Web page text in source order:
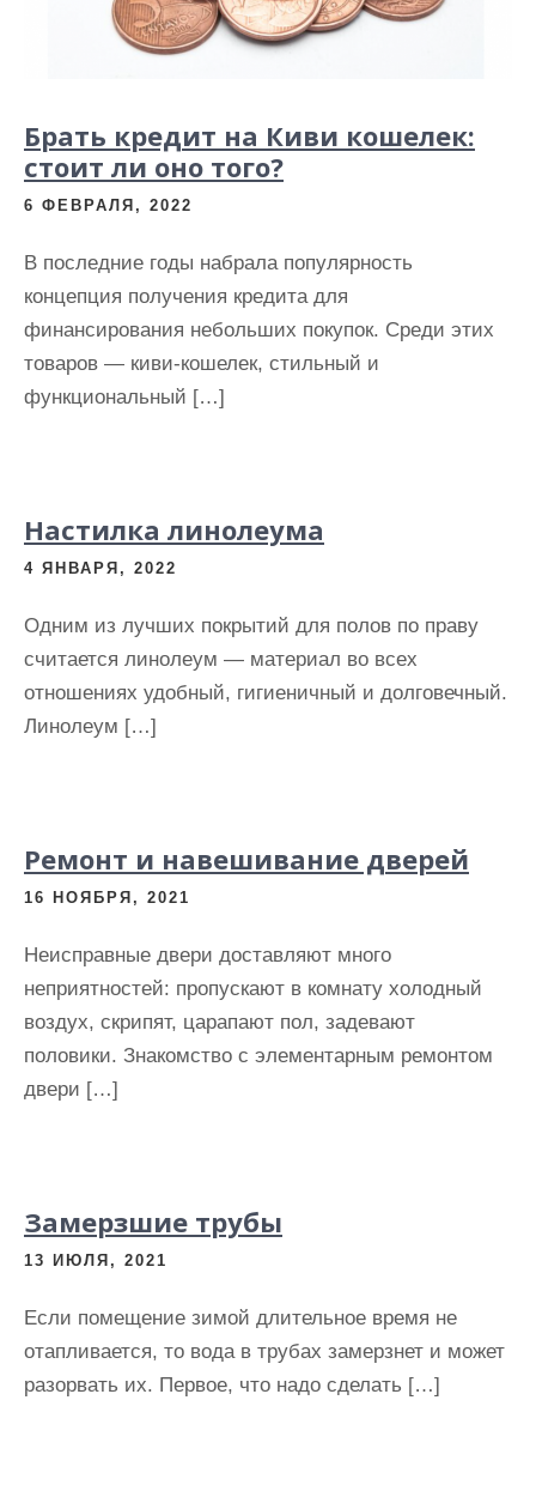
Брать кредит на Киви кошелек:
стоит ли оно того?
6 ФЕВРАЛЯ, 2022
В последние годы набрала популярность
концепция получения кредита для
финансирования небольших покупок. Среди этих
товаров — киви-кошелек, стильный и
функциональный […]
Настилка линолеума
4 ЯНВАРЯ, 2022
Одним из лучших покрытий для полов по праву
считается линолеум — материал во всех
отношениях удобный, гигиеничный и долговечный.
Линолеум […]
Ремонт и навешивание дверей
16 НОЯБРЯ, 2021
Неисправные двери доставляют много
неприятностей: пропускают в комнату холодный
воздух, скрипят, царапают пол, задевают
половики. Знакомство с элементарным ремонтом
двери […]
Замерзшие трубы
13 ИЮЛЯ, 2021
Если помещение зимой длительное время не
отапливается, то вода в трубах замерзнет и может
разорвать их. Первое, что надо сделать […]